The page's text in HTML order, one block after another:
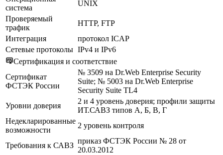
система
UNIX
Проверяемый
трафик
HTTP, FTP
Интеграция
протокол ICAP
Сетевые протоколы IPv4 и IPv6
Сертификация и соответствие
Сертификат
ФСТЭК России
№ 3509 на Dr.Web Enterprise Security
Suite; № 5003 на Dr.Web Enterprise
Security Suite TL4
Уровни доверия
2 и 4 уровень доверия; профили защиты
ИТ.САВЗ типов А, Б, В, Г
Недекларированные
возможности
2 уровень контроля
Требования к САВЗ
приказ ФСТЭК России № 28 от
20.03.2012